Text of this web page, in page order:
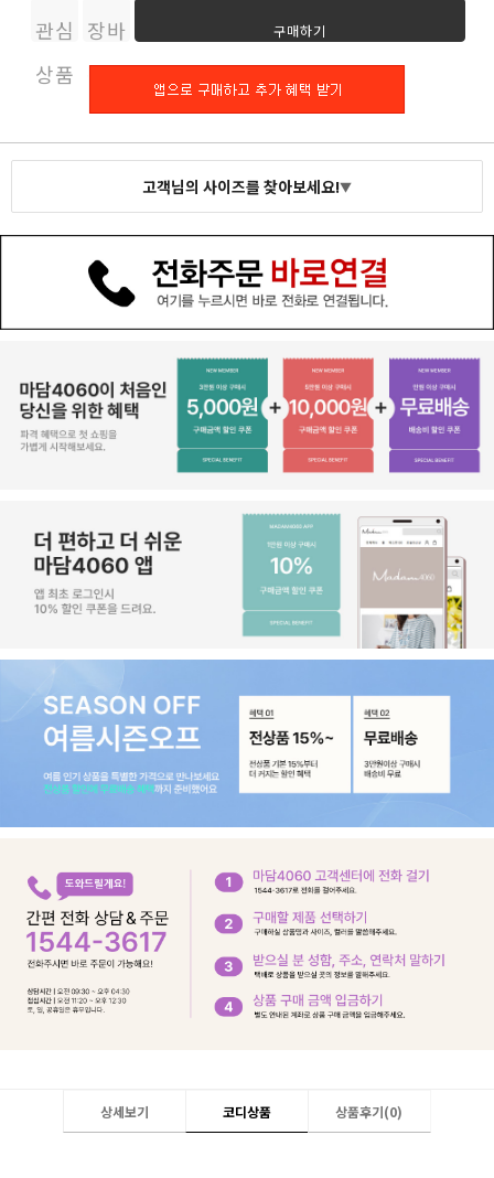
관심
상품
장바
구니
구매하기
고객님의 사이즈를 찾아보세요!▼
상세보기 코디상품 상품후기(0)